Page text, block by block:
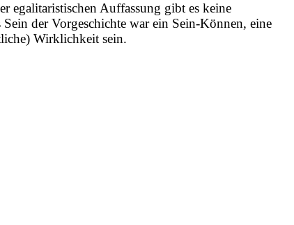
egalitaristischen Auffassung gibt es keine
der Vorgeschichte war ein Sein-Können, eine
Wirklichkeit sein.